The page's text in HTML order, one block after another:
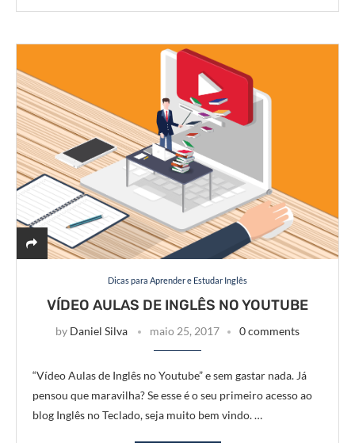
Dicas para Aprender e Estudar Inglês
VÍDEO AULAS DE INGLÊS NO YOUTUBE
by Daniel Silva maio 25, 2017 0 comments
“Vídeo Aulas de Inglês no Youtube” e sem gastar nada. Já
pensou que maravilha? Se esse é o seu primeiro acesso ao
blog Inglês no Teclado, seja muito bem vindo. …